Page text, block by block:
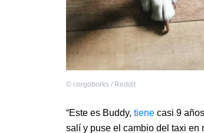
© corgoborks / Reddit
“Este es Buddy, tiene casi 9
salí y puse el cambio del taxi en